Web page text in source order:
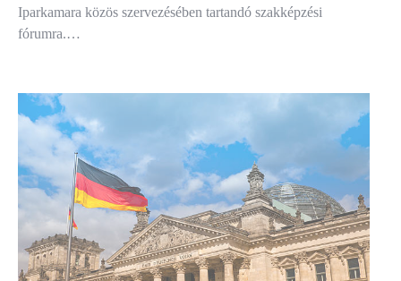
Iparkamara közös szervezésében tartandó szakképzési
fórumra.…